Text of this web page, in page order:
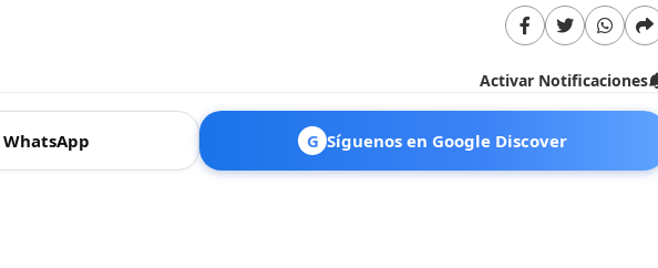
Activar Notificaciones
G Síguenos en Google Discover